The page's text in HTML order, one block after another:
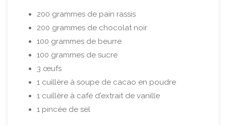
200 grammes de pain rassis
200 grammes de chocolat noir
100 grammes de beurre
100 grammes de sucre
3 œufs
1 cuillère à soupe de cacao en poudre
1 cuillère à café d'extrait de vanille
1 pincée de sel